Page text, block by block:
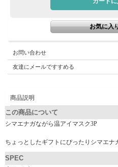
お問い合わせ
友達にメールですすめる
商品説明
この商品について
シマエナガながら温アイマスク3P
ちょっとしたギフトにぴったりシマエナ
SPEC